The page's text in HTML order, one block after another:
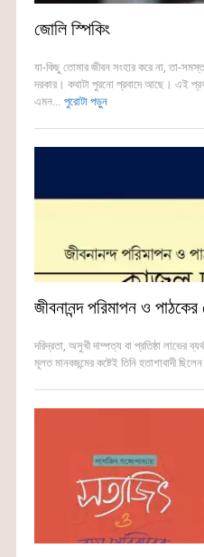
জোলি স্পিকিং
যা-কিছু তোমার জীবন সংহার করে না, তা-
দরকার। কথাটা পুরনো প্রবাদে আছে। এই
এমন... পুরোটা পড়ুন
জীবনানন্দ পরিমাপন ও
দরিদ্রতা, অসুখী দাম্পত্য বা প্রতিষ্ঠা লাভের
মূলত মানবজন্মের কষ্টেই তিনি হতাশাবাদী